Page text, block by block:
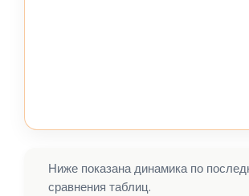
Ниже показана динамика по
сравнения таблиц.